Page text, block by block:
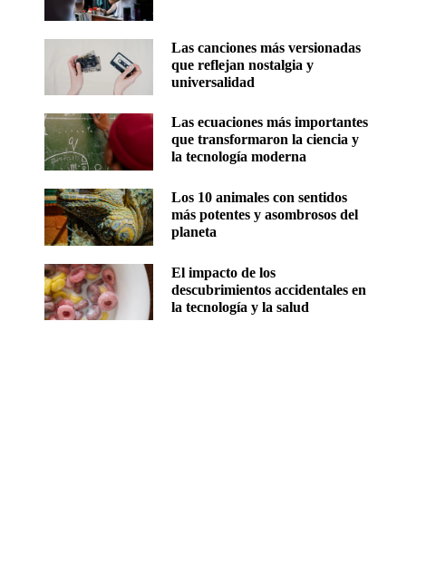
Las canciones más versionadas
que reflejan nostalgia y
universalidad
Las ecuaciones más importantes
que transformaron la ciencia y
la tecnología moderna
Los 10 animales con sentidos
más potentes y asombrosos del
planeta
El impacto de los
descubrimientos accidentales en
la tecnología y la salud